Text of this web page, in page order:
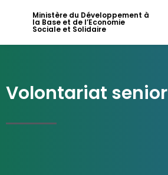
Ministère du Développement à
la Base et de l’Economie
Sociale et Solidaire
Volontariat senior